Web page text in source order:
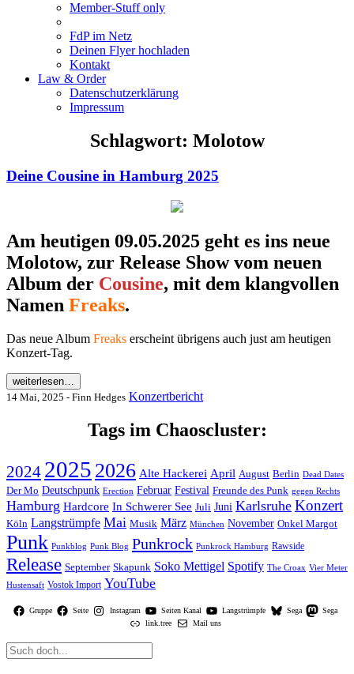
Member-Stuff only
FdP im Netz
Deinen Flyer hochladen
Kontakt
Law & Order
Datenschutzerklärung
Impressum
Schlagwort: Molotow
Deine Cousine in Hamburg 2025
Am heutigen 09.05.2025 geht es ins neue
Molotow, zur Release Show vom neuen
Album der Cousine, mit dem klangvollen
Namen Freaks.
Das neue Album Freaks erscheint übrigens auch just am heutigen
Konzert-Tag.
weiterlesen…
14 Mai, 2025 - Finn Hedges Konzertbericht
Tags im Chaoscluster:
2024 2025 2026 Alte Hackerei April August Berlin Dead Dates
Der Mo Deutschpunk Erection Februar Festival Freunde des Punk gegen Rechts
Hamburg Hardcore In Schwerer See Juli Juni Karlsruhe Konzert
Köln Langstrümpfe Mai Musik März München November Onkel Margot
Punk Punkblog Punk Blog Punkrock Punkrock Hamburg Rawside
Release September Skapunk Soko Mettigel Spotify The Croax Vier Meter
Hustensaft Vostok Import YouTube
Gruppe Seite Instagram Seiten Kanal Langstrümpfe Sega
Sega
link.tree
Mail uns